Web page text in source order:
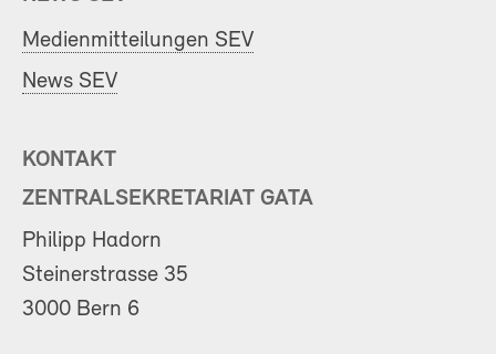
Medienmitteilungen SEV
News SEV
KONTAKT
ZENTRALSEKRETARIAT GATA
Philipp Hadorn
Steinerstrasse 35
3000 Bern 6